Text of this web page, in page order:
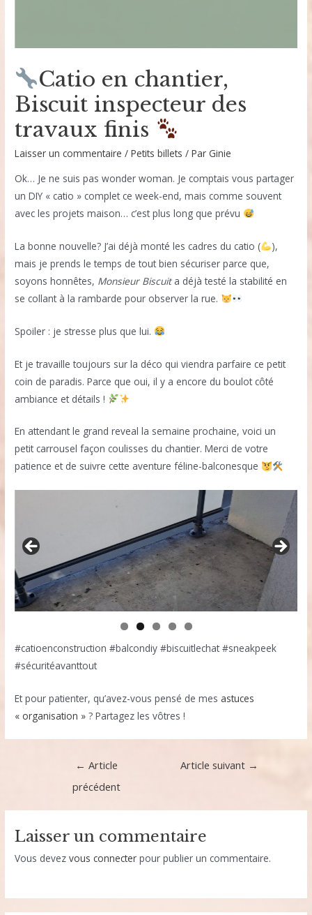
Catio en chantier,
Biscuit inspecteur des
travaux finis
Laisser un commentaire /Petits billets / Par Ginie
Ok… Je ne suis pas wonder woman. Je comptais vous partager
un DIY « catio » complet ce week-end, mais comme souvent
avec les projets maison… c’est plus long que prévu
La bonne nouvelle? J’ai déjà monté les cadres du catio (
),
mais je prends le temps de tout bien sécuriser parce que,
soyons honnêtes, Monsieur Biscuita déjà testé la stabilité en
se collant à la rambarde pour observer la rue.
Spoiler : je stresse plus que lui.
Et je travaille toujours sur la déco qui viendra parfaire ce petit
coin de paradis. Parce que oui, il y a encore du boulot côté
ambiance et détails !
En attendant le grand reveal la semaine prochaine, voici un
petit carrousel façon coulisses du chantier. Merci de votre
patience et de suivre cette aventure féline-balconesque
#catioenconstruction #balcondiy #biscuitlechat #sneakpeek
#sécuritéavanttout
Et pour patienter, qu’avez-vous pensé de mes astuces
« organisation » ? Partagez les vôtres !
← Article
précédent
Article suivant →
Laisser un commentaire
Vous devezvous connecter pour publier un commentaire.